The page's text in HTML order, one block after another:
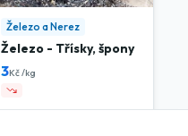
Železo a Nerez
Železo - Třísky, špony
3Kč /kg